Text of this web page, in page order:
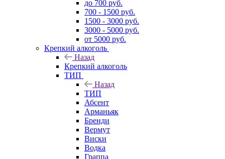
до 700 руб.
700 - 1500 руб.
1500 - 3000 руб.
3000 - 5000 руб.
от 5000 руб.
Крепкий алкоголь
Назад
Крепкий алкоголь
ТИП
Назад
ТИП
Абсент
Арманьяк
Бренди
Вермут
Виски
Водка
Граппа